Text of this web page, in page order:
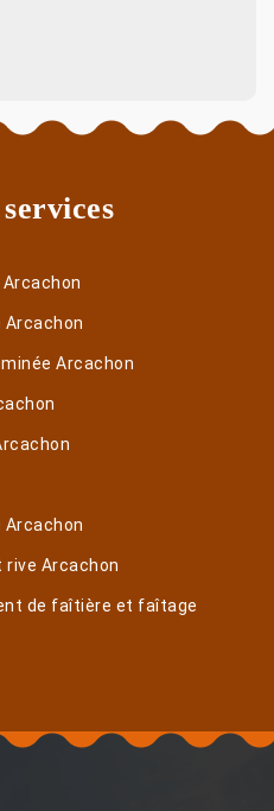
Arcachon
Arcachon
Arcachon
Arcachon
de faîtière et faîtage